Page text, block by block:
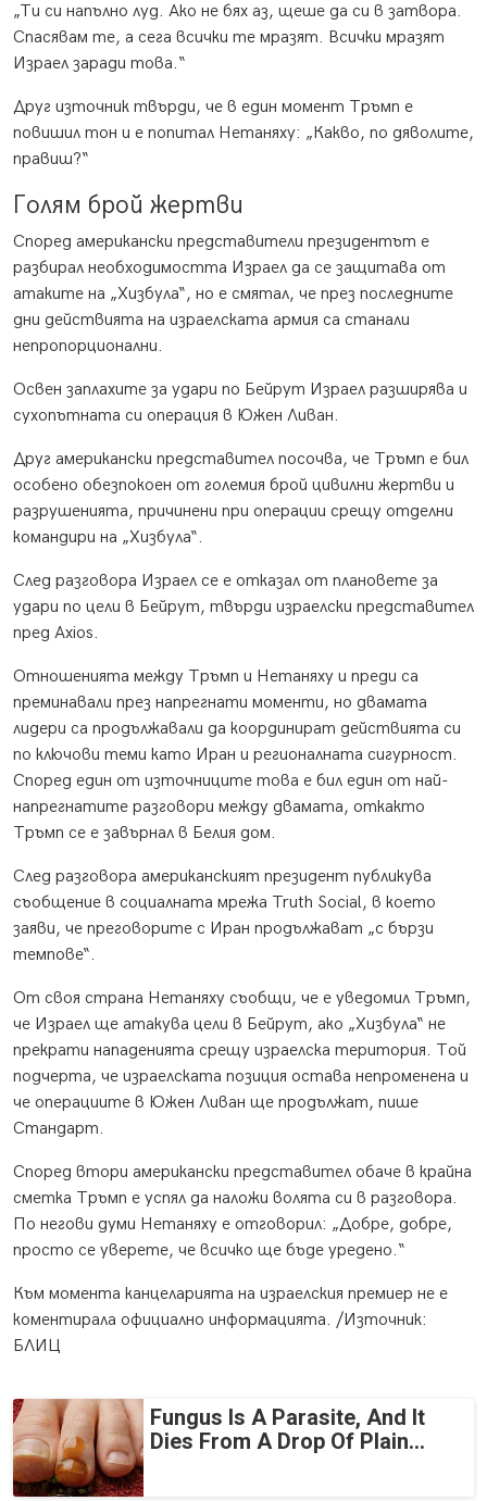
„Ти си напълно луд. Ако не бях аз, щеше да си в затвора.
Спасявам те, а сега всички те мразят. Всички мразят
Израел заради това.“
Друг източник твърди, че в един момент Тръмп е
повишил тон и е попитал Нетаняху: „Какво, по дяволите,
правиш?“
Голям брой жертви
Според американски представители президентът е
разбирал необходимостта Израел да се защитава от
атаките на „Хизбула“, но е смятал, че през последните
дни действията на израелската армия са станали
непропорционални.
Освен заплахите за удари по Бейрут Израел разширява и
сухопътната си операция в Южен Ливан.
Друг американски представител посочва, че Тръмп е бил
особено обезпокоен от големия брой цивилни жертви и
разрушенията, причинени при операции срещу отделни
командири на „Хизбула“.
След разговора Израел се е отказал от плановете за
удари по цели в Бейрут, твърди израелски представител
пред Axios.
Отношенията между Тръмп и Нетаняху и преди са
преминавали през напрегнати моменти, но двамата
лидери са продължавали да координират действията си
по ключови теми като Иран и регионалната сигурност.
Според един от източниците това е бил един от най-
напрегнатите разговори между двамата, откакто
Тръмп се е завърнал в Белия дом.
След разговора американският президент публикува
съобщение в социалната мрежа Truth Social, в което
заяви, че преговорите с Иран продължават „с бързи
темпове“.
От своя страна Нетаняху съобщи, че е уведомил Тръмп,
че Израел ще атакува цели в Бейрут, ако „Хизбула“ не
прекрати нападенията срещу израелска територия. Той
подчерта, че израелската позиция остава непроменена и
че операциите в Южен Ливан ще продължат, пише
Стандарт.
Според втори американски представител обаче в крайна
сметка Тръмп е успял да наложи волята си в разговора.
По негови думи Нетаняху е отговорил: „Добре, добре,
просто се уверете, че всичко ще бъде уредено.“
Към момента канцеларията на израелския премиер не е
коментирала официално информацията. /Източник:
БЛИЦ
Fungus Is A Parasite, And It
Dies From A Drop Of Plain...